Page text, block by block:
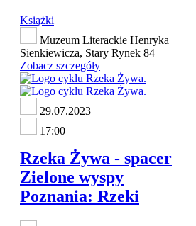
Książki
Muzeum Literackie Henryka
Sienkiewicza, Stary Rynek 84
Zobacz szczegóły
29.07.2023
17:00
Rzeka Żywa - spacer
Zielone wyspy
Poznania: Rzeki